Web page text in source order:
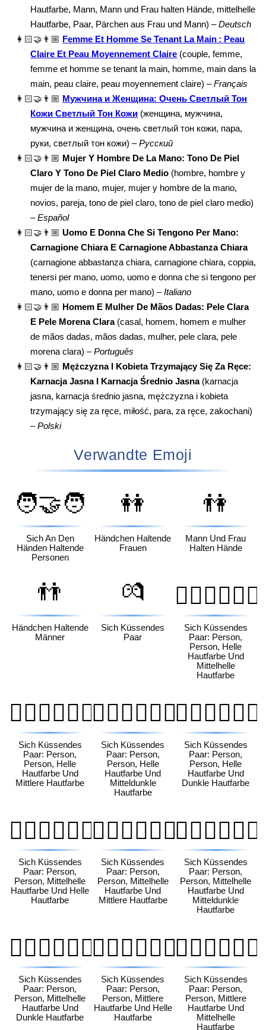
Hautfarbe, Mann, Mann und Frau halten Hände, mittelhelle
Hautfarbe, Paar, Pärchen aus Frau und Mann) –Deutsch
👩🏻‍🤝‍👨🏼 Femme Et Homme Se Tenant La Main : Peau
Claire Et Peau Moyennement Claire (couple, femme,
femme et homme se tenant la main, homme, main dans la
main, peau claire, peau moyennement claire) –Français
👩🏻‍🤝‍👨🏼 Мужчина и Женщина: Очень Светлый Тон
Кожи Светлый Тон Кожи (женщина, мужчина,
мужчина и женщина, очень светлый тон кожи, пара,
руки, светлый тон кожи) –Русский
👩🏻‍🤝‍👨🏼 Mujer Y Hombre De La Mano: Tono De Piel
Claro Y Tono De Piel Claro Medio (hombre, hombre y
mujer de la mano, mujer, mujer y hombre de la mano,
novios, pareja, tono de piel claro, tono de piel claro medio)
–Español
👩🏻‍🤝‍👨🏼 Uomo E Donna Che Si Tengono Per Mano:
Carnagione Chiara E Carnagione Abbastanza Chiara
(carnagione abbastanza chiara, carnagione chiara, coppia,
tenersi per mano, uomo, uomo e donna che si tengono per
mano, uomo e donna per mano) –Italiano
👩🏻‍🤝‍👨🏼 Homem E Mulher De Mãos Dadas: Pele Clara
E Pele Morena Clara(casal, homem, homem e mulher
de mãos dadas, mãos dadas, mulher, pele clara, pele
morena clara) –Português
👩🏻‍🤝‍👨🏼 Mężczyzna I Kobieta Trzymający Się Za Ręce:
Karnacja Jasna I Karnacja Średnio Jasna(karnacja
jasna, karnacja średnio jasna, mężczyzna i kobieta
trzymający się za ręce, miłość, para, za ręce, zakochani)
–Polski
Verwandte Emoji
🧑‍🤝‍🧑
Sich An Den
Händen Haltende
Personen
👭
Händchen Haltende
Frauen
👫
Mann Und Frau
Halten Hände
👬
Händchen Haltende
Männer
💏
Sich Küssendes
Paar
🧑🏻‍❤️‍💋‍🧑🏼
Sich Küssendes
Paar: Person,
Person, Helle
Hautfarbe Und
Mittelhelle
Hautfarbe
🧑🏻‍❤️‍💋‍🧑🏽
Sich Küssendes
Paar: Person,
Person, Helle
Hautfarbe Und
Mittlere Hautfarbe
🧑🏻‍❤️‍💋‍🧑🏾
Sich Küssendes
Paar: Person,
Person, Helle
Hautfarbe Und
Mitteldunkle
Hautfarbe
🧑🏻‍❤️‍💋‍🧑🏿
Sich Küssendes
Paar: Person,
Person, Helle
Hautfarbe Und
Dunkle Hautfarbe
🧑🏼‍❤️‍💋‍🧑🏻
Sich Küssendes
Paar: Person,
Person, Mittelhelle
Hautfarbe Und Helle
Hautfarbe
🧑🏼‍❤️‍💋‍🧑🏽
Sich Küssendes
Paar: Person,
Person, Mittelhelle
Hautfarbe Und
Mittlere Hautfarbe
🧑🏼‍❤️‍💋‍🧑🏾
Sich Küssendes
Paar: Person,
Person, Mittelhelle
Hautfarbe Und
Mitteldunkle
Hautfarbe
🧑🏼‍❤️‍💋‍🧑🏿
Sich Küssendes
Paar: Person,
Person, Mittelhelle
Hautfarbe Und
Dunkle Hautfarbe
🧑🏽‍❤️‍💋‍🧑🏻
Sich Küssendes
Paar: Person,
Person, Mittlere
Hautfarbe Und Helle
Hautfarbe
🧑🏽‍❤️‍💋‍🧑🏼
Sich Küssendes
Paar: Person,
Person, Mittlere
Hautfarbe Und
Mittelhelle
Hautfarbe